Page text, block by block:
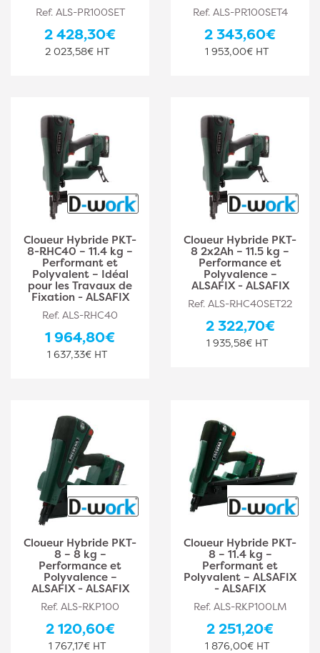
Ref. ALS-PR100SET
2 428,30€
2 023,58€ HT
Ref. ALS-PR100SET4
2 343,60€
1 953,00€ HT
Cloueur Hybride PKT-
8-RHC40 – 11.4 kg –
Performant et
Polyvalent – Idéal
pour les Travaux de
Fixation - ALSAFIX
Ref. ALS-RHC40
1 964,80€
1 637,33€ HT
Cloueur Hybride PKT-
8 2x2Ah – 11.5 kg –
Performance et
Polyvalence –
ALSAFIX - ALSAFIX
Ref. ALS-RHC40SET22
2 322,70€
1 935,58€ HT
Cloueur Hybride PKT-
8 – 8 kg –
Performance et
Polyvalence –
ALSAFIX - ALSAFIX
Ref. ALS-RKP100
2 120,60€
1 767,17€ HT
Cloueur Hybride PKT-
8 – 11.4 kg –
Performant et
Polyvalent – ALSAFIX
- ALSAFIX
Ref. ALS-RKP100LM
2 251,20€
1 876,00€ HT